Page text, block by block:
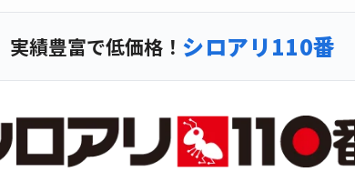
実績豊富で低価格！ シロアリ110番